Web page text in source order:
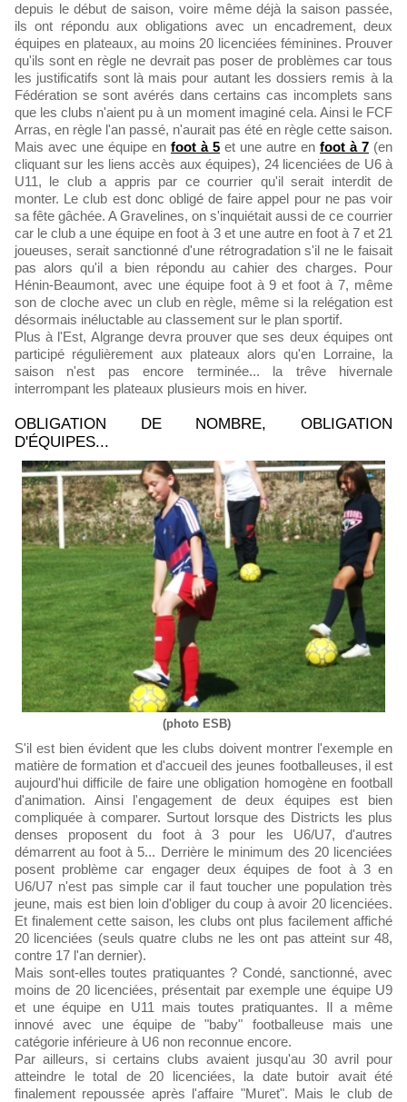
depuis le début de saison, voire même déjà la saison passée,
ils ont répondu aux obligations avec un encadrement, deux
équipes en plateaux, au moins 20 licenciées féminines. Prouver
qu'ils sont en règle ne devrait pas poser de problèmes car tous
les justificatifs sont là mais pour autant les dossiers remis à la
Fédération se sont avérés dans certains cas incomplets sans
que les clubs n'aient pu à un moment imaginé cela. Ainsi le FCF
Arras, en règle l'an passé, n'aurait pas été en règle cette saison.
Mais avec une équipe en foot à 5 et une autre en foot à 7 (en
cliquant sur les liens accès aux équipes), 24 licenciées de U6 à
U11, le club a appris par ce courrier qu'il serait interdit de
monter. Le club est donc obligé de faire appel pour ne pas voir
sa fête gâchée. A Gravelines, on s'inquiétait aussi de ce courrier
car le club a une équipe en foot à 3 et une autre en foot à 7 et 21
joueuses, serait sanctionné d'une rétrogradation s'il ne le faisait
pas alors qu'il a bien répondu au cahier des charges. Pour
Hénin-Beaumont, avec une équipe foot à 9 et foot à 7, même
son de cloche avec un club en règle, même si la relégation est
désormais inéluctable au classement sur le plan sportif.
Plus à l'Est, Algrange devra prouver que ses deux équipes ont
participé régulièrement aux plateaux alors qu'en Lorraine, la
saison n'est pas encore terminée... la trêve hivernale
interrompant les plateaux plusieurs mois en hiver.
OBLIGATION DE NOMBRE, OBLIGATION
D'ÉQUIPES...
(photo ESB)
S'il est bien évident que les clubs doivent montrer l'exemple en
matière de formation et d'accueil des jeunes footballeuses, il est
aujourd'hui difficile de faire une obligation homogène en football
d'animation. Ainsi l'engagement de deux équipes est bien
compliquée à comparer. Surtout lorsque des Districts les plus
denses proposent du foot à 3 pour les U6/U7, d'autres
démarrent au foot à 5... Derrière le minimum des 20 licenciées
posent problème car engager deux équipes de foot à 3 en
U6/U7 n'est pas simple car il faut toucher une population très
jeune, mais est bien loin d'obliger du coup à avoir 20 licenciées.
Et finalement cette saison, les clubs ont plus facilement affiché
20 licenciées (seuls quatre clubs ne les ont pas atteint sur 48,
contre 17 l'an dernier).
Mais sont-elles toutes pratiquantes ? Condé, sanctionné, avec
moins de 20 licenciées, présentait par exemple une équipe U9
et une équipe en U11 mais toutes pratiquantes. Il a même
innové avec une équipe de "baby" footballeuse mais une
catégorie inférieure à U6 non reconnue encore.
Par ailleurs, si certains clubs avaient jusqu'au 30 avril pour
atteindre le total de 20 licenciées, la date butoir avait été
finalement repoussée après l'affaire "Muret". Mais le club de